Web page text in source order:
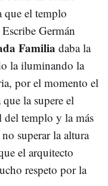
que el templo
Germán
Familia daba la
la iluminando la
por el momento el
la supere el
del templo y la más
superar la altura
el arquitecto
respeto por la